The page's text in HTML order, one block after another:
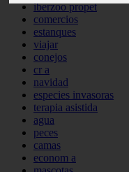
iberzoo propet
comercios
estanques
viajar
conejos
cr a
navidad
especies invasoras
terapia asistida
agua
peces
camas
econom a